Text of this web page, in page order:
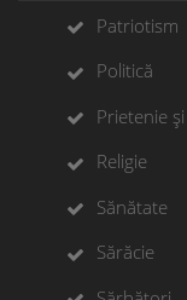
Patriotism
Politică
Prietenie
Religie
Sănătate
Sărăcie